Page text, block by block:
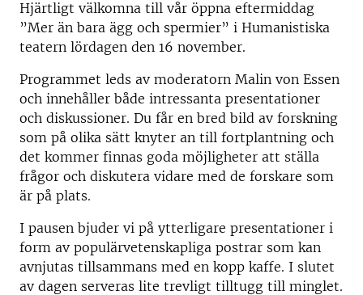
Hjärtligt välkomna till vår öppna eftermiddag
”Mer än bara ägg och spermier” i Humanistiska
teatern lördagen den 16 november.
Programmet leds av moderatorn Malin von Essen
och innehåller både intressanta presentationer
och diskussioner. Du får en bred bild av forskning
som på olika sätt knyter an till fortplantning och
det kommer finnas goda möjligheter att ställa
frågor och diskutera vidare med de forskare som
är på plats.
I pausen bjuder vi på ytterligare presentationer i
form av populärvetenskapliga postrar som kan
avnjutas tillsammans med en kopp kaffe. I slutet
av dagen serveras lite trevligt tilltugg till minglet.